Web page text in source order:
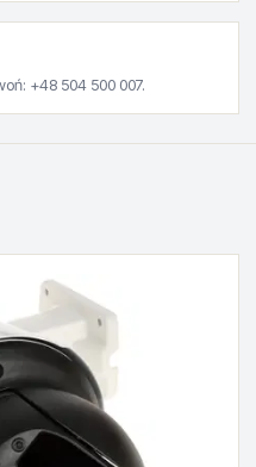
+48 504 500 007.